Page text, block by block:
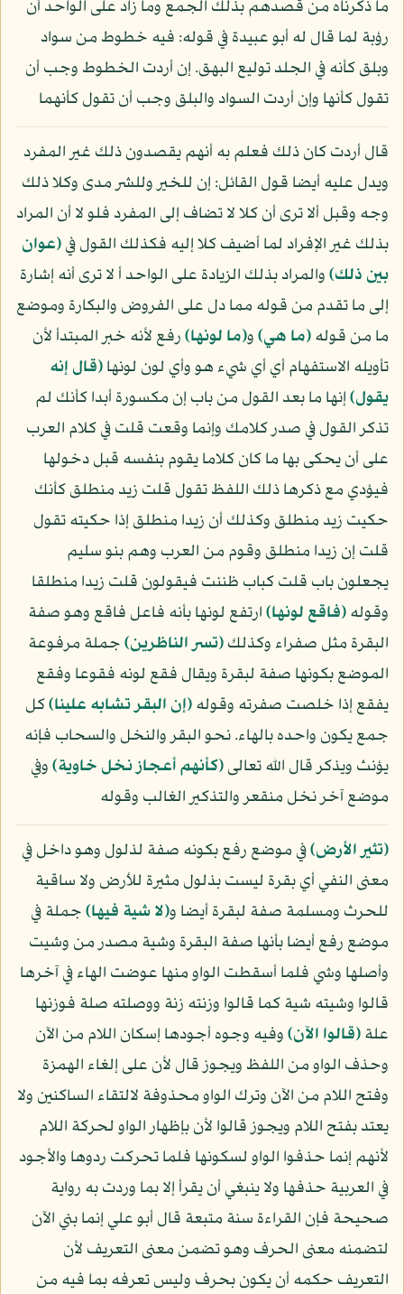
ما ذكرناه من قصدهم بذلك الجمع وما زاد على الواحد أن
رؤبة لما قال له أبو عبيدة في قوله: فيه خطوط من سواد
وبلق كأنه في الجلد توليع البهق. إن أردت الخطوط وجب أن
تقول كأنها وإن أردت السواد والبلق وجب أن تقول كأنهما
قال أردت كان ذلك فعلم به أنهم يقصدون ذلك غير المفرد
ويدل عليه أيضا قول القائل: إن للخير وللشر مدى وكلا ذلك
وجه وقبل ألا ترى أن كلا لا تضاف إلى المفرد فلو لا أن المراد
بذلك غير الإفراد لما أضيف كلا إليه فكذلك القول في﴿عوان
بين ذلك﴾والمراد بذلك الزيادة على الواحد أ لا ترى أنه إشارة
إلى ما تقدم من قوله مما دل على الفروض والبكارة وموضع
ما من قوله﴿ما هي﴾و﴿ما لونها﴾رفع لأنه خبر المبتدأ لأن
تأويله الاستفهام أي أي شيء هو وأي لون لونها﴿قال إنه
يقول﴾إنها ما بعد القول من باب إن مكسورة أبدا كأنك لم
تذكر القول في صدر كلامك وإنما وقعت قلت في كلام العرب
على أن يحكى بها ما كان كلاما يقوم بنفسه قبل دخولها
فيؤدي مع ذكرها ذلك اللفظ تقول قلت زيد منطلق كأنك
حكيت زيد منطلق وكذلك أن زيدا منطلق إذا حكيته تقول
قلت إن زيدا منطلق وقوم من العرب وهم بنو سليم
يجعلون باب قلت كباب ظننت فيقولون قلت زيدا منطلقا
وقوله﴿فاقع لونها﴾ارتفع لونها بأنه فاعل فاقع وهو صفة
البقرة مثل صفراء وكذلك﴿تسر الناظرين﴾جملة مرفوعة
الموضع بكونها صفة لبقرة ويقال فقع لونه فقوعا وفقع
يفقع إذا خلصت صفرته وقوله﴿إن البقر تشابه علينا﴾كل
جمع يكون واحده بالهاء. نحو البقر والنخل والسحاب فإنه
يؤنث ويذكر قال الله تعالى﴿كأنهم أعجاز نخل خاوية﴾وفي
موضع آخر نخل منقعر والتذكير الغالب وقوله
﴿تثير الأرض﴾في موضع رفع بكونه صفة لذلول وهو داخل في
معنى النفي أي بقرة ليست بذلول مثيرة للأرض ولا ساقية
للحرث ومسلمة صفة لبقرة أيضا و﴿لا شية فيها﴾جملة في
موضع رفع أيضا بأنها صفة البقرة وشية مصدر من وشيت
وأصلها وشي فلما أسقطت الواو منها عوضت الهاء في آخرها
قالوا وشيته شية كما قالوا وزنته زنة ووصلته صلة فوزنها
علة﴿قالوا الآن﴾وفيه وجوه أجودها إسكان اللام من الآن
وحذف الواو من اللفظ ويجوز قال لأن على إلغاء الهمزة
وفتح اللام من الآن وترك الواو محذوفة لالتقاء الساكنين ولا
يعتد بفتح اللام ويجوز قالوا لأن بإظهار الواو لحركة اللام
لأنهم إنما حذفوا الواو لسكونها فلما تحركت ردوها والأجود
في العربية حذفها ولا ينبغي أن يقرأ إلا بما وردت به رواية
صحيحة فإن القراءة سنة متبعة قال أبو علي إنما بني الآن
لتضمنه معنى الحرف وهو تضمن معنى التعريف لأن
التعريف حكمه أن يكون بحرف وليس تعرفه بما فيه من